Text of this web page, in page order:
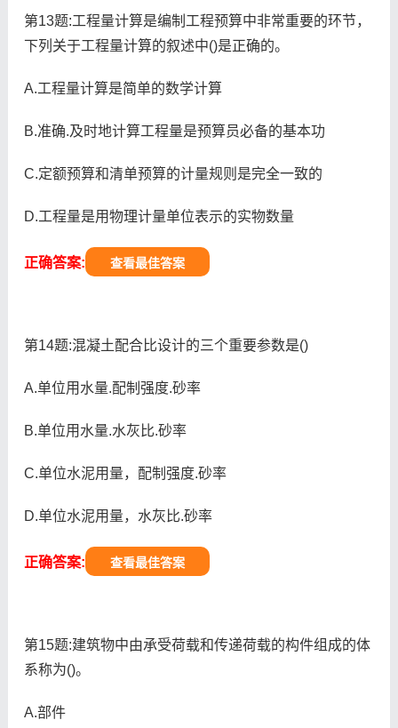
第13题:工程量计算是编制工程预算中非常重要的环节，
下列关于工程量计算的叙述中()是正确的。
A.工程量计算是简单的数学计算
B.准确.及时地计算工程量是预算员必备的基本功
C.定额预算和清单预算的计量规则是完全一致的
D.工程量是用物理计量单位表示的实物数量
正确答案: 查看最佳答案
第14题:混凝土配合比设计的三个重要参数是()
A.单位用水量.配制强度.砂率
B.单位用水量.水灰比.砂率
C.单位水泥用量，配制强度.砂率
D.单位水泥用量，水灰比.砂率
正确答案: 查看最佳答案
第15题:建筑物中由承受荷载和传递荷载的构件组成的体
系称为()。
A.部件